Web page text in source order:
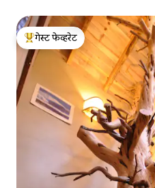
टॉप गेस्ट फेव्हरेट
गेस्ट फेव्हरेट